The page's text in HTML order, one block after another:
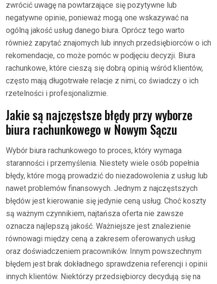
zwrócić uwagę na powtarzające się pozytywne lub
negatywne opinie, ponieważ mogą one wskazywać na
ogólną jakość usług danego biura. Oprócz tego warto
również zapytać znajomych lub innych przedsiębiorców o ich
rekomendacje, co może pomóc w podjęciu decyzji. Biura
rachunkowe, które cieszą się dobrą opinią wśród klientów,
często mają długotrwałe relacje z nimi, co świadczy o ich
rzetelności i profesjonalizmie.
Jakie są najczęstsze błędy przy wyborze
biura rachunkowego w Nowym Sączu
Wybór biura rachunkowego to proces, który wymaga
staranności i przemyślenia. Niestety wiele osób popełnia
błędy, które mogą prowadzić do niezadowolenia z usług lub
nawet problemów finansowych. Jednym z najczęstszych
błędów jest kierowanie się jedynie ceną usług. Choć koszty
są ważnym czynnikiem, najtańsza oferta nie zawsze
oznacza najlepszą jakość. Ważniejsze jest znalezienie
równowagi między ceną a zakresem oferowanych usług
oraz doświadczeniem pracowników. Innym powszechnym
błędem jest brak dokładnego sprawdzenia referencji i opinii
innych klientów. Niektórzy przedsiębiorcy decydują się na